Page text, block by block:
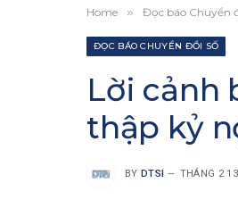
Home » Đọc báo Chuyển
ĐỌC BÁO CHUYỂN ĐỔI SỐ
Lời cảnh
thập kỷ
BY DTSI THÁNG 2